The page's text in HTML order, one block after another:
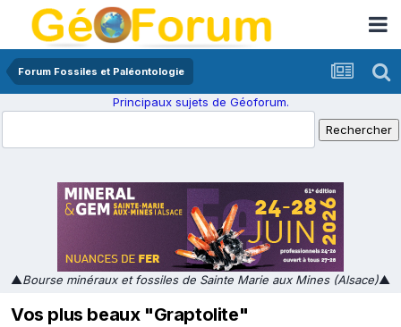
Forum Fossiles et Paléontologie
Principaux sujets de Géoforum.
▲Bourse minéraux et fossiles de Sainte Marie aux Mines (Alsace)▲
Vos plus beaux "Graptolite"